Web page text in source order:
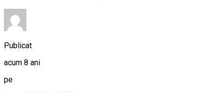
Publicat
acum 8 ani
pe